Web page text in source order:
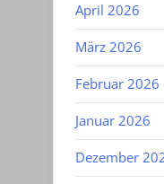
April 2026
März 2026
Februar 2026
Januar 2026
Dezember